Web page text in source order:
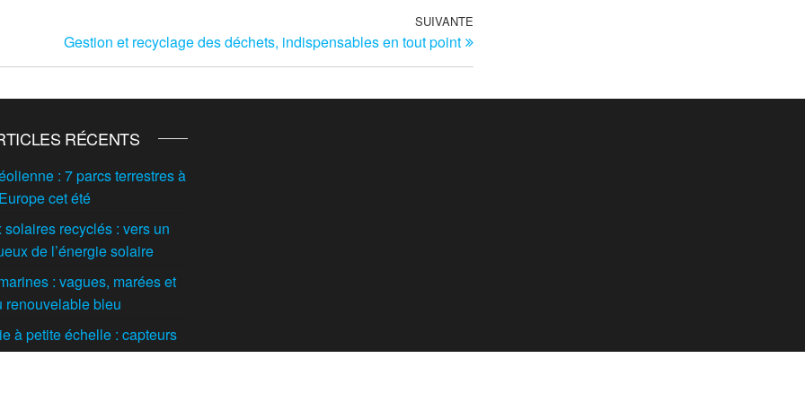
Article
suivant
SUIVANTE
Gestion et recyclage des déchets, indispensables en tout point
RÉCENTS
: 7 parcs terrestres à
cet été
solaires recyclés : vers un
de l’énergie solaire
: vagues, marées et
renouvelable bleu
à petite échelle : capteurs
maisons individuelles